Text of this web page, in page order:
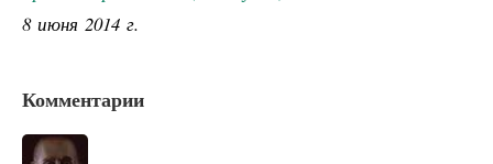
8 июня 2014 г.
Комментарии